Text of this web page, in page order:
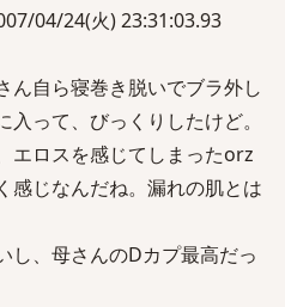
04/24(火) 23:31:03.93
ん自ら寝巻き脱いでブラ外し
って、びっくりしたけど。
エロスを感じてしまったorz
感じなんだね。漏れの肌とは
し、母さんのDカプ最高だっ